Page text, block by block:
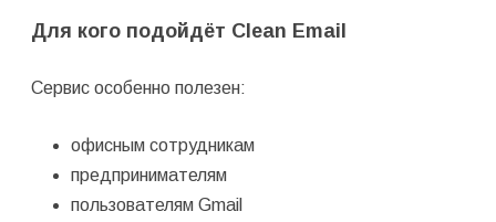
Для кого подойдёт Clean Email
Сервис особенно полезен:
офисным сотрудникам
предпринимателям
пользователям Gmail